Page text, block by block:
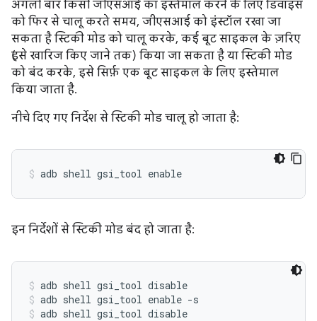
अगली बार किसी जीएसआई का इस्तेमाल करने के लिए डिवाइस
को फिर से चालू करते समय, जीएसआई को इंस्टॉल रखा जा
सकता है स्टिकी मोड को चालू करके, कई बूट साइकल के ज़रिए
(इसे खारिज किए जाने तक) किया जा सकता है या स्टिकी मोड
को बंद करके, इसे सिर्फ़ एक बूट साइकल के लिए इस्तेमाल
किया जाता है.
नीचे दिए गए निर्देश से स्टिकी मोड चालू हो जाता है:
इन निर्देशों से स्टिकी मोड बंद हो जाता है:
adb shell gsi_tool disable
adb shell gsi_tool enable -s
adb shell gsi_tool disable